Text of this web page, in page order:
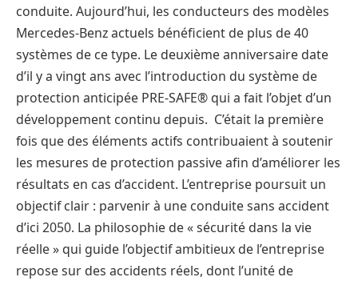
conduite. Aujourd’hui, les conducteurs des modèles
Mercedes-Benz actuels bénéficient de plus de 40
systèmes de ce type. Le deuxième anniversaire date
d’il y a vingt ans avec l’introduction du système de
protection anticipée PRE-SAFE® qui a fait l’objet d’un
développement continu depuis. C’était la première
fois que des éléments actifs contribuaient à soutenir
les mesures de protection passive afin d’améliorer les
résultats en cas d’accident. L’entreprise poursuit un
objectif clair : parvenir à une conduite sans accident
d’ici 2050. La philosophie de « sécurité dans la vie
réelle » qui guide l’objectif ambitieux de l’entreprise
repose sur des accidents réels, dont l’unité de